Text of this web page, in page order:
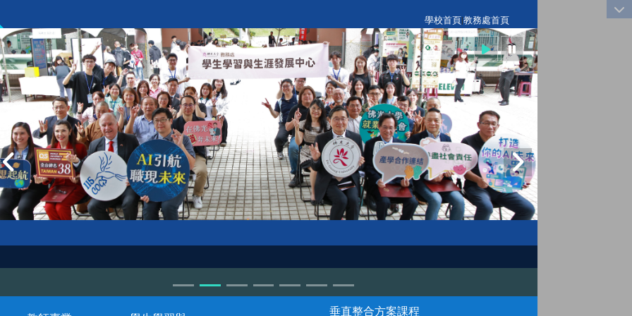
學校首頁|教務處首頁
垂直整合方案課程